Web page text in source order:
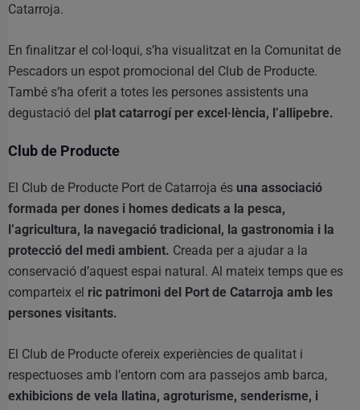
Catarroja.
En finalitzar el col·loqui, s’ha visualitzat en la Comunitat de
Pescadors un espot promocional del Club de Producte.
També s’ha oferit a totes les persones assistents una
degustació del plat catarrogí per excel·lència, l’allipebre.
Club de Producte
El Club de Producte Port de Catarroja és una associació
formada per dones i homes dedicats a la pesca,
l’agricultura, la navegació tradicional, la gastronomia i la
protecció del medi ambient. Creada per a ajudar a la
conservació d’aquest espai natural. Al mateix temps que es
comparteix el ric patrimoni del Port de Catarroja amb les
persones visitants.
El Club de Producte ofereix experiències de qualitat i
respectuoses amb l’entorn com ara passejos amb barca,
exhibicions de vela llatina, agroturisme, senderisme, i